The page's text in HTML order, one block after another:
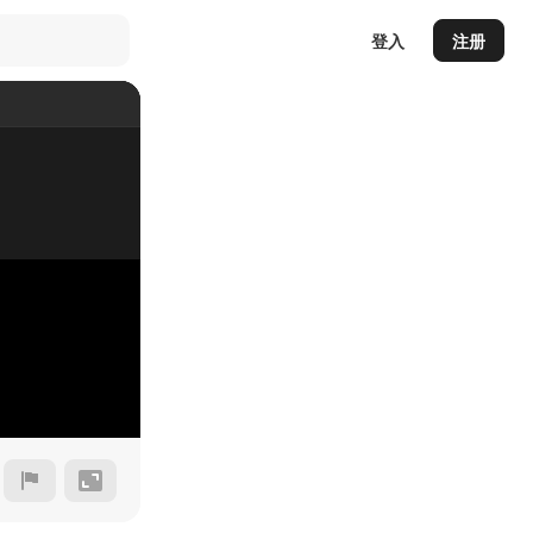
登入 注册